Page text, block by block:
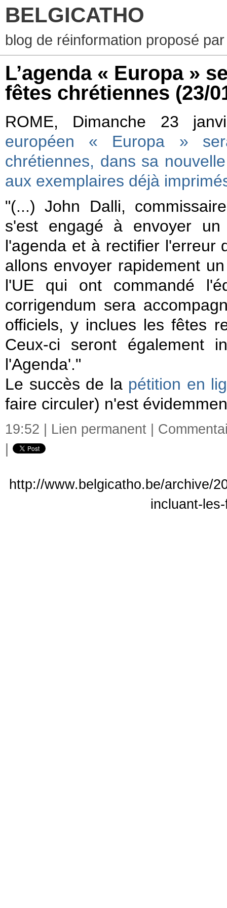
BELGICATHO
blog de réinformation proposé
L’agenda « Europa »
fêtes chrétiennes (23/
ROME, Dimanche 23
européen « Europa »
chrétiennes, dans sa
aux exemplaires déjà
"(...) John Dalli,
s'est engagé à envoyer
l'agenda et à rectifier l'erreur
allons envoyer rapidement
l'UE qui ont commandé
corrigendum sera
officiels, y inclues les fêtes
Ceux-ci seront également
l'Agenda'."
Le succès de la pétition en
faire circuler) n'est
19:52 | Lien permanent
http://www.belgicatho.be/archive/
incluant-